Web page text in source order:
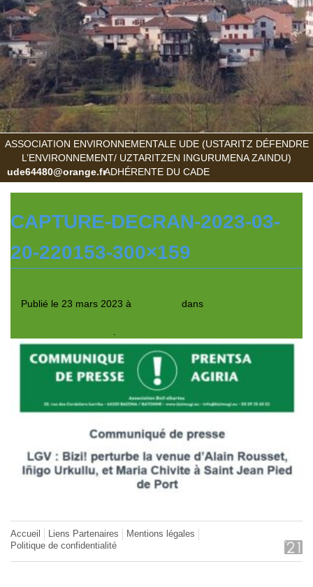
ASSOCIATION ENVIRONNEMENTALE UDE (USTARITZ DÉFENDRE
L’ENVIRONNEMENT/ UZTARITZEN INGURUMENA ZAINDU)
ADHÉRENTE DU CADE
ude64480@orange.fr
CAPTURE-DECRAN-2023-03-
20-220153-300×159
Publié le 23 mars 2023 à dans
Accueil Liens Partenaires
Mentions légales
Politique de confidentialité